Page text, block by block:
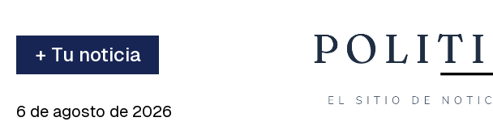
+ Tu noticia
6 de agosto de 2026